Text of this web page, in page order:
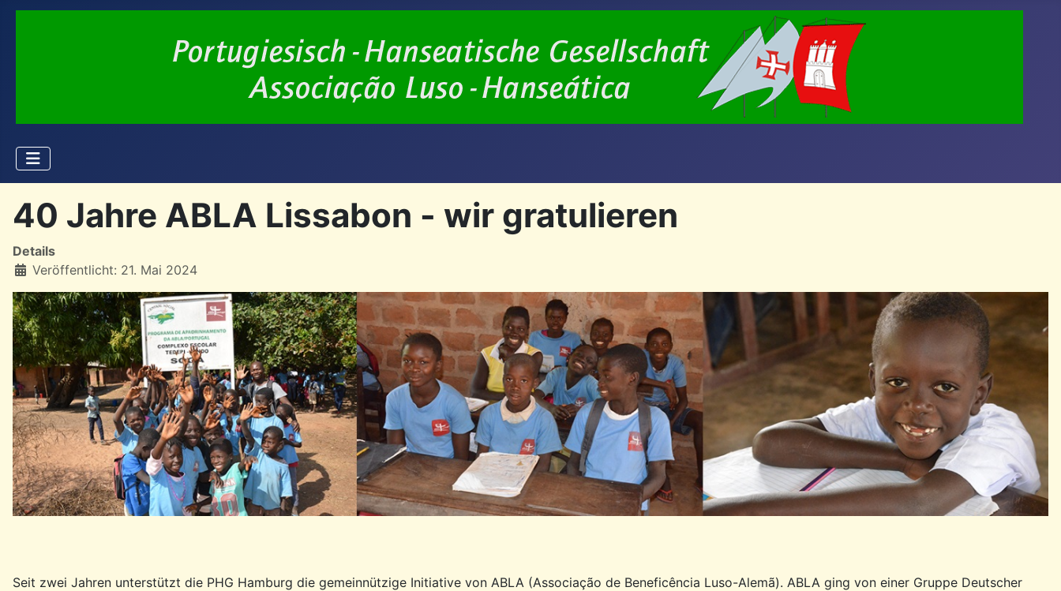
40 Jahre ABLA Lissabon - wir gratulieren
Details
Veröffentlicht: 21. Mai 2024
Seit zwei Jahren unterstützt die PHG Hamburg die gemeinnützige Initiative von ABLA (Associação de Beneficência Luso-Alemã). ABLA ging von einer Gruppe Deutscher